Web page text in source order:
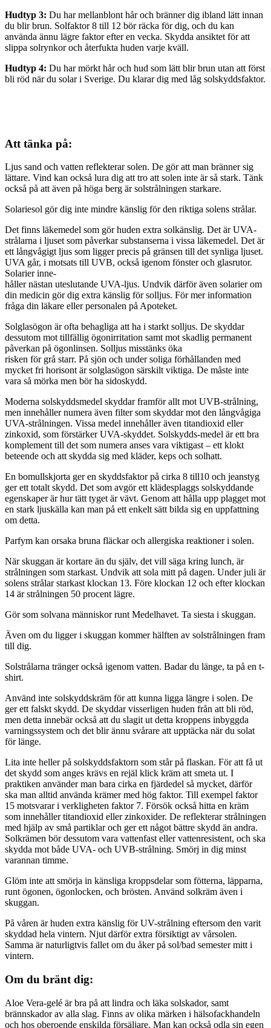
Hudtyp 3: Du har mellanblont hår och bränner dig ibland lätt innan
du blir brun. Solfaktor 8 till 12 bör räcka för dig, och du kan
använda ännu lägre faktor efter en vecka. Skydda ansiktet för att
slippa solrynkor och återfukta huden varje kväll.
Hudtyp 4: Du har mörkt hår och hud som lätt blir brun utan att först
bli röd när du solar i Sverige. Du klarar dig med låg solskyddsfaktor.
Att tänka på:
Ljus sand och vatten reflekterar solen. De gör att man bränner sig
lättare. Vind kan också lura dig att tro att solen inte är så stark. Tänk
också på att även på höga berg är solstrålningen starkare.
Solariesol gör dig inte mindre känslig för den riktiga solens strålar.
Det finns läkemedel som gör huden extra solkänslig. Det är UVA-
strålarna i ljuset som påverkar substanserna i vissa läkemedel. Det är
ett långvågigt ljus som ligger precis på gränsen till det synliga ljuset.
UVA går, i motsats till UVB, också igenom fönster och glasrutor.
Solarier inne-
håller nästan uteslutande UVA-ljus. Undvik därför även solarier om
din medicin gör dig extra känslig för solljus. För mer information
fråga din läkare eller personalen på Apoteket.
Solglasögon är ofta behagliga att ha i starkt solljus. De skyddar
dessutom mot tillfällig ögonirritation samt mot skadlig permanent
påverkan på ögonlinsen. Solljus misstänks öka
risken för grå starr. På sjön och under soliga förhållanden med
mycket fri horisont är solglasögon särskilt viktiga. De måste inte
vara så mörka men bör ha sidoskydd.
Moderna solskyddsmedel skyddar framför allt mot UVB-strålning,
men innehåller numera även filter som skyddar mot den långvågiga
UVA-strålningen. Vissa medel innehåller även titandioxid eller
zinkoxid, som förstärker UVA-skyddet. Solskydds-medel är ett bra
komplement till det som numera anses vara viktigast – ett klokt
beteende och att skydda sig med kläder, keps och solhatt.
En bomullskjorta ger en skyddsfaktor på cirka 8 till10 och jeanstyg
ger ett totalt skydd. Det som avgör ett klädesplaggs solskyddande
egenskaper är hur tätt tyget är vävt. Genom att hålla upp plagget mot
en stark ljuskälla kan man på ett enkelt sätt bilda sig en uppfattning
om detta.
Parfym kan orsaka bruna fläckar och allergiska reaktioner i solen.
När skuggan är kortare än du själv, det vill säga kring lunch, är
strålningen som starkast. Undvik att sola mitt på dagen. Under juli är
solens strålar starkast klockan 13. Före klockan 12 och efter klockan
14 är strålningen 50 procent lägre.
Gör som solvana människor runt Medelhavet. Ta siesta i skuggan.
Även om du ligger i skuggan kommer hälften av solstrålningen fram
till dig.
Solstrålarna tränger också igenom vatten. Badar du länge, ta på en t-
shirt.
Använd inte solskyddskräm för att kunna ligga längre i solen. De
ger ett falskt skydd. De skyddar visserligen huden från att bli röd,
men detta innebär också att du slagit ut detta kroppens inbyggda
varningssystem och det blir ännu svårare att upptäcka när du solat
för länge.
Lita inte heller på solskyddsfaktorn som står på flaskan. För att få ut
det skydd som anges krävs en rejäl klick kräm att smeta ut. I
praktiken använder man bara cirka en fjärdedel så mycket, därför
ska man alltid använda krämer med hög faktor. Till exempel faktor
15 motsvarar i verkligheten faktor 7. Försök också hitta en kräm
som innehåller titandioxid eller zinkoxider. De reflekterar strålningen
med hjälp av små partiklar och ger ett något bättre skydd än andra.
Solkrämen bör dessutom vara vattenfast eller vattenresistent, och ska
skydda mot både UVA- och UVB-strålning. Smörj in dig minst
varannan timme.
Glöm inte att smörja in känsliga kroppsdelar som fötterna, läpparna,
runt ögonen, ögonlocken, och brösten. Använd solkräm även i
skuggan.
På våren är huden extra känslig för UV-strålning eftersom den varit
skyddad hela vintern. Njut därför extra försiktigt av vårsolen.
Samma är naturligtvis fallet om du åker på sol/bad semester mitt i
vintern.
Om du bränt dig:
Aloe Vera-gelé är bra på att lindra och läka solskador, samt
brännskador av alla slag. Finns av olika märken i hälsofackhandeln
och hos oberoende enskilda försäljare. Man kan också odla sin egen